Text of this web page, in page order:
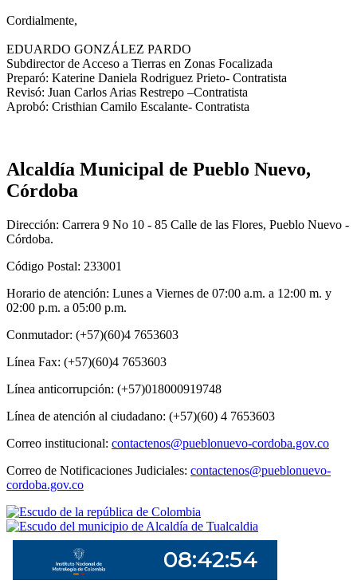
Cordialmente,
EDUARDO GONZÁLEZ PARDO
Subdirector de Acceso a Tierras en Zonas Focalizada
Preparó: Katerine Daniela Rodriguez Prieto- Contratista
Revisó: Juan Carlos Arias Restrepo –Contratista
Aprobó: Cristhian Camilo Escalante- Contratista
Alcaldía Municipal de Pueblo Nuevo,
Córdoba
Dirección: Carrera 9 No 10 - 85 Calle de las Flores, Pueblo Nuevo -
Córdoba.
Código Postal: 233001
Horario de atención: Lunes a Viernes de 07:00 a.m. a 12:00 m. y
02:00 p.m. a 05:00 p.m.
Conmutador: (+57)(60)4 7653603
Línea Fax: (+57)(60)4 7653603
Línea anticorrupción: (+57)018000919748
Línea de atención al ciudadano: (+57)(60) 4 7653603
Correo institucional: contactenos@pueblonuevo-cordoba.gov.co
Correo de Notificaciones Judiciales: contactenos@pueblonuevo-
cordoba.gov.co